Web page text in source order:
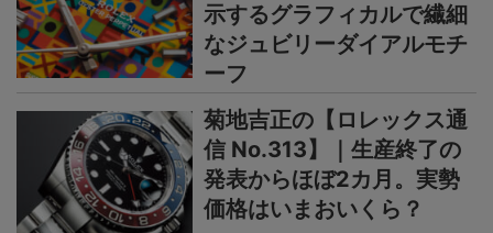
示するグラフィカルで繊細
なジュビリーダイアルモチ
ーフ
菊地吉正の【ロレックス通
信 No.313】｜生産終了の
発表からほぼ2カ月。実勢
価格はいまおいくら？